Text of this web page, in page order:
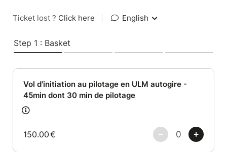
Ticket lost ? Click here English
Step 1 : Basket
Vol d'initiation au pilotage en ULM autogire -
45min dont 30 min de pilotage
150.00€